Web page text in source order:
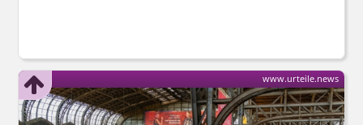
www.urteile.news